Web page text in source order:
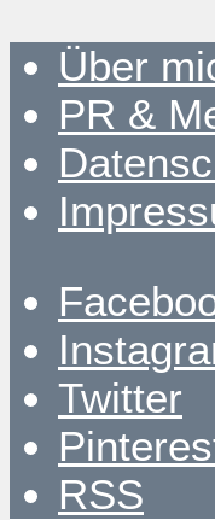
Über
PR &
Twitter
RSS